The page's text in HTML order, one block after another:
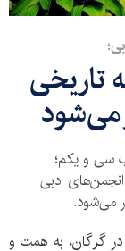
تاریخی
می‌شود
سی و یکم؛
ادبی
می‌شود.
در گرگان، به همت و